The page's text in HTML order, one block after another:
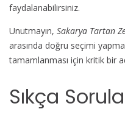
faydalanabilirsiniz.
Unutmayın, Sakarya Tartan
arasında doğru seçimi
tamamlanması için kritik bir
Sıkça